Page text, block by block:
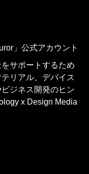
」公式アカウント
サポートするため
リアル、デバイス
ジネス開発のヒン
x Design Media